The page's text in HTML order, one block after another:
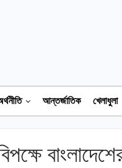
আন্তর্জাতিক খেলাধুলা